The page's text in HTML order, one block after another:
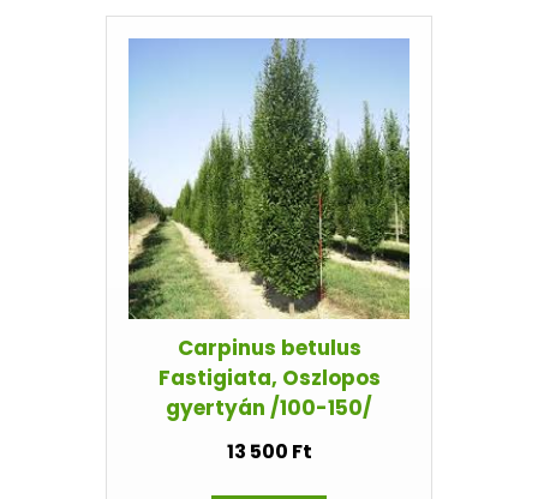
Carpinus betulus
Fastigiata, Oszlopos
gyertyán /100-150/
13 500 Ft